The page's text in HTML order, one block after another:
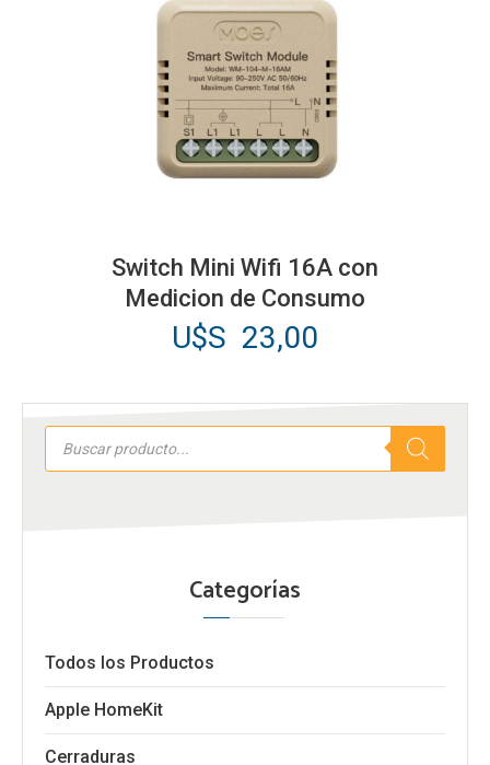
Búsqueda
productos
Categorías
Todos los Productos
Apple HomeKit
Cerraduras
Switch Mini Wifi 16A con
Medicion de Consumo
U$S 23,00